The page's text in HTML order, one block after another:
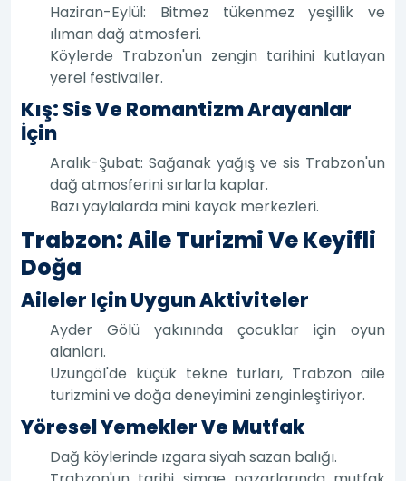
Haziran-Eylül: Bitmez tükenmez yeşillik ve
ılıman dağ atmosferi.
Köylerde Trabzon'un zengin tarihini kutlayan
yerel festivaller.
Kış: Sis Ve Romantizm Arayanlar
İçin
Aralık-Şubat: Sağanak yağış ve sis Trabzon'un
dağ atmosferini sırlarla kaplar.
Bazı yaylalarda mini kayak merkezleri.
Trabzon: Aile Turizmi Ve Keyifli
Doğa
Aileler Için Uygun Aktiviteler
Ayder Gölü yakınında çocuklar için oyun
alanları.
Uzungöl'de küçük tekne turları, Trabzon aile
turizmini ve doğa deneyimini zenginleştiriyor.
Yöresel Yemekler Ve Mutfak
Dağ köylerinde ızgara siyah sazan balığı.